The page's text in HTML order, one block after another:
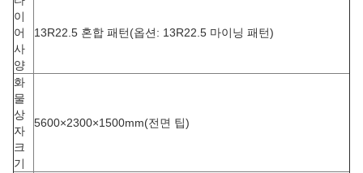
이
어
사
양
13R22.5 혼합 패턴(옵션: 13R22.5 마이닝 패턴)
화
물
상
자
크
기
5600×2300×1500mm(전면 팁)